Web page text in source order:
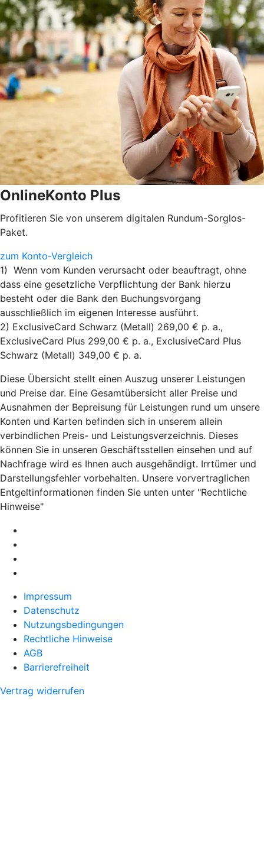
OnlineKonto Plus
Profitieren Sie von unserem digitalen Rundum-Sorglos-
Paket.
zum Konto-Vergleich
1) Wenn vom Kunden verursacht oder beauftragt, ohne
dass eine gesetzliche Verpflichtung der Bank hierzu
besteht oder die Bank den Buchungsvorgang
ausschließlich im eigenen Interesse ausführt.
2) ExclusiveCard Schwarz (Metall) 269,00 € p. a.,
ExclusiveCard Plus 299,00 € p. a., ExclusiveCard Plus
Schwarz (Metall) 349,00 € p. a.
Diese Übersicht stellt einen Auszug unserer Leistungen
und Preise dar. Eine Gesamtübersicht aller Preise und
Ausnahmen der Bepreisung für Leistungen rund um unsere
Konten und Karten befinden sich in unserem allein
verbindlichen Preis- und Leistungsverzeichnis. Dieses
können Sie in unseren Geschäftsstellen einsehen und auf
Nachfrage wird es Ihnen auch ausgehändigt. Irrtümer und
Darstellungsfehler vorbehalten. Unsere vorvertraglichen
Entgeltinformationen finden Sie unten unter "Rechtliche
Hinweise"
Impressum
Datenschutz
Nutzungsbedingungen
Rechtliche Hinweise
AGB
Barrierefreiheit
Vertrag widerrufen